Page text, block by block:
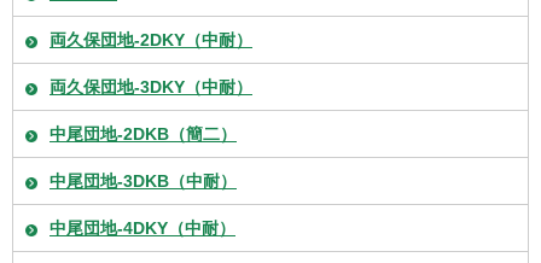
両久保団地-2DKY（中耐）
両久保団地-3DKY（中耐）
中尾団地-2DKB（簡二）
中尾団地-3DKB（中耐）
中尾団地-4DKY（中耐）